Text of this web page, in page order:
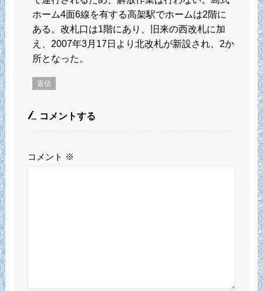
ホーム4面6線を有する高架駅でホームは2階に
ある。改札口は1階にあり、旧来の西改札に加
え、2007年3月17日より北改札が新設され、2か
所となった。
返信
コメントする
コメント ※